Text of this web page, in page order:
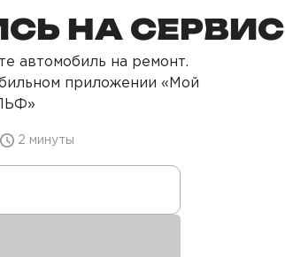
НА СЕРВИС
автомобиль на ремонт.
приложении «Мой
2 минуты